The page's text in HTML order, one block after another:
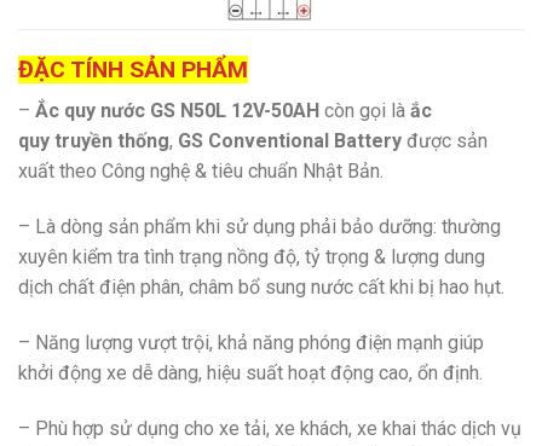
ĐẶC TÍNH SẢN PHẨM
– Ắc quy nước GS N50L 12V-50AH còn gọi là ắc
quy truyền thống, GS Conventional Battery được sản
xuất theo Công nghệ & tiêu chuẩn Nhật Bản.
– Là dòng sản phẩm khi sử dụng phải bảo dưỡng: thường
xuyên kiểm tra tình trạng nồng độ, tỷ trọng & lượng dung
dịch chất điện phân, châm bổ sung nước cất khi bị hao hụt.
– Năng lượng vượt trội, khả năng phóng điện mạnh giúp
khởi động xe dễ dàng, hiệu suất hoạt động cao, ổn định.
– Phù hợp sử dụng cho xe tải, xe khách, xe khai thác dịch vụ